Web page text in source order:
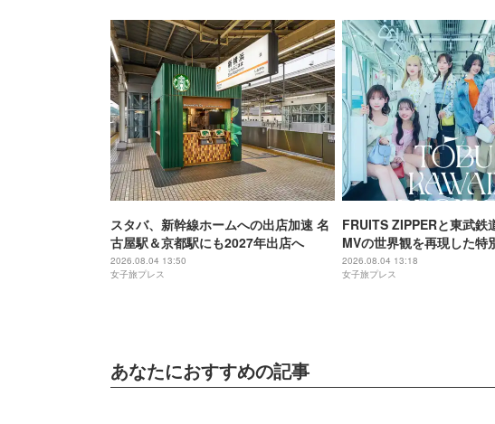
スタバ、新幹線ホームへの出店加速 名
古屋駅＆京都駅にも2027年出店へ
2026.08.04 13:50
女子旅プレス
FRUITS ZIPPERと東武鉄
MVの世界観を再現した特
メンバーの限定アナウンス
2026.08.04 13:18
女子旅プレス
あなたにおすすめの記事